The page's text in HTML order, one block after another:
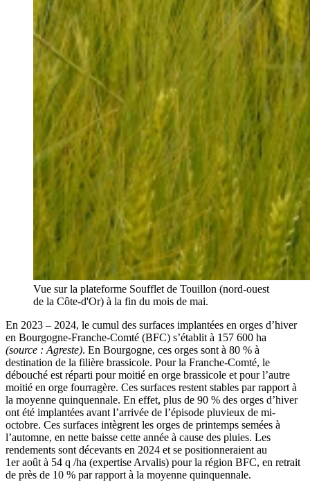
Vue sur la plateforme Soufflet de Touillon (nord-ouest
de la Côte-d'Or) à la fin du mois de mai.
En 2023 – 2024, le cumul des surfaces implantées en orges d’hiver
en Bourgogne-Franche-Comté (BFC) s’établit à 157 600 ha
(source : Agreste). En Bourgogne, ces orges sont à 80 % à
destination de la filière brassicole. Pour la Franche-Comté, le
débouché est réparti pour moitié en orge brassicole et pour l’autre
moitié en orge fourragère. Ces surfaces restent stables par rapport à
la moyenne quinquennale. En effet, plus de 90 % des orges d’hiver
ont été implantées avant l’arrivée de l’épisode pluvieux de mi-
octobre. Ces surfaces intègrent les orges de printemps semées à
l’automne, en nette baisse cette année à cause des pluies. Les
rendements sont décevants en 2024 et se positionneraient au
1er août à 54 q /ha (expertise Arvalis) pour la région BFC, en retrait
de près de 10 % par rapport à la moyenne quinquennale.